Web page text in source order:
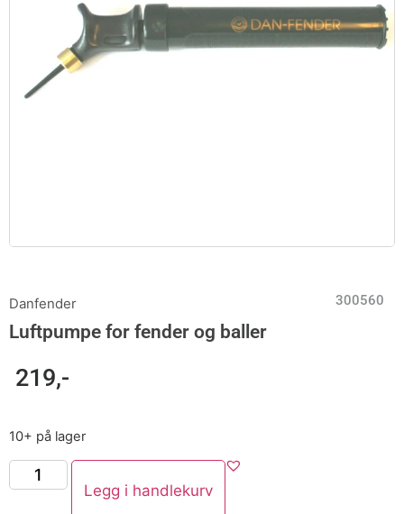
Danfender 300560
Luftpumpe for fender og baller
219,-
10+ på lager
Legg i handlekurv